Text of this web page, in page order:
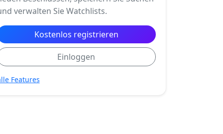
verwalten Sie Watchlists.
Kostenlos registrieren
Einloggen
Features